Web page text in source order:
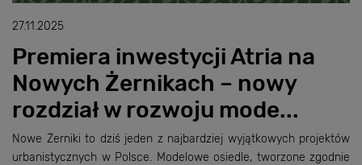
27.11.2025
Premiera inwestycji Atria na
Nowych Żernikach – nowy
rozdział w rozwoju mode...
Nowe Żerniki to dziś jeden z najbardziej wyjątkowych projektów
urbanistycznych w Polsce. Modelowe osiedle, tworzone zgodnie